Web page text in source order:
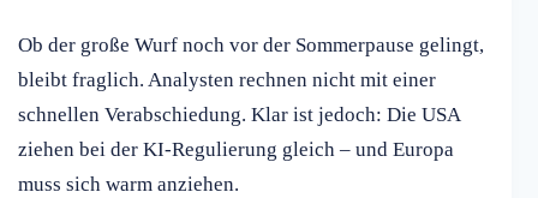
Ob der große Wurf noch vor der Sommerpause gelingt,
bleibt fraglich. Analysten rechnen nicht mit einer
schnellen Verabschiedung. Klar ist jedoch: Die USA
ziehen bei der KI-Regulierung gleich – und Europa
muss sich warm anziehen.